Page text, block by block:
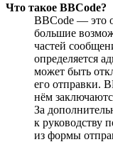
Что такое BBCode?
BBCode — это
большие
частей
определяется
может быть
его отправки.
нём
За
к руководству
из формы